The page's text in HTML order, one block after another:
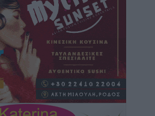
• πριν 12 ώρες
μέσω 112 «έσωσε»
στη Ρόδο
πριν 12 ώρες
σορός άνδρα –